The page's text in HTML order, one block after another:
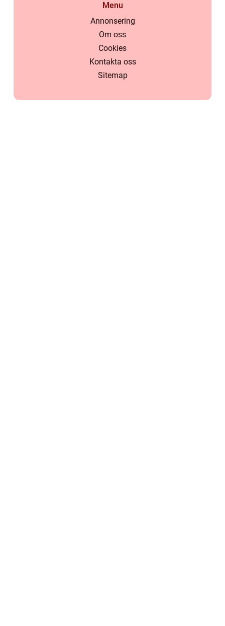
Menu
Annonsering
Om oss
Cookies
Kontakta oss
Sitemap